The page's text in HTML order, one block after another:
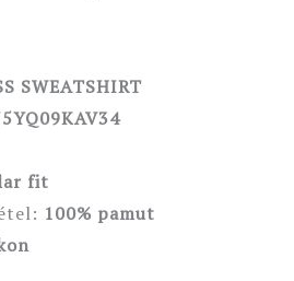
SWEATSHIRT
fit
100% pamut